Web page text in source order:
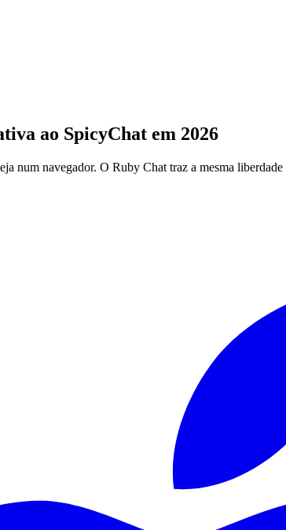
ao SpicyChat em 2026
num navegador. O Ruby Chat traz a mesma